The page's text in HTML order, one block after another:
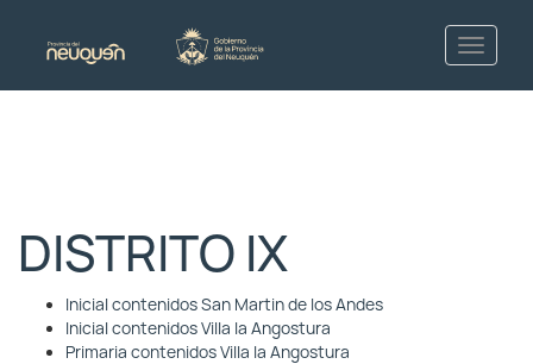
DISTRITO IX
Inicial contenidos San Martin de los Andes
Inicial contenidos Villa la Angostura
Primaria contenidos Villa la Angostura